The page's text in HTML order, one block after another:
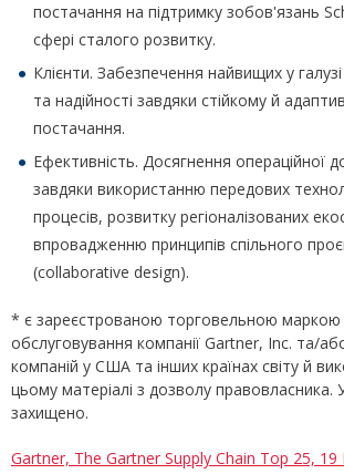
постачання на підтримку зобов'язань
сфері сталого розвитку.
Клієнти. Забезпечення найвищих у галузі
та надійності завдяки стійкому й
постачання.
Ефективність. Досягнення операційної
завдяки використанню передових
процесів, розвитку регіоналізованих
впровадженню принципів спільного
(collaborative design).
* є зареєстрованою торговельною маркою
обслуговування компанії Gartner, Inc. та/
компаній у США та інших країнах світу й
цьому матеріалі з дозволу правовласника.
захищено.
Gartner, The Gartner Supply Chain Top 25, 19